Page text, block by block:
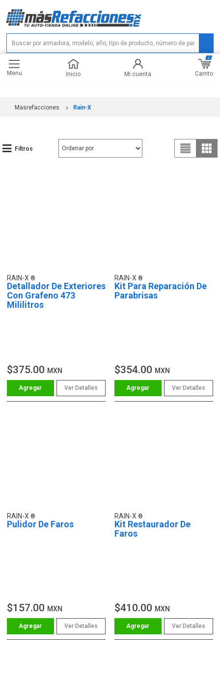
Menu Inicio Mi cuenta Carrito
0
Masrefacciones Rain-X
Filtros
RAIN-X
Detallador De Exteriores
Con Grafeno 473
Mililitros
$375.00 MXN
Ver Detalles
RAIN-X
Kit Para Reparación De
Parabrisas
$354.00 MXN
Ver Detalles
RAIN-X
Pulidor De Faros
$157.00 MXN
Ver Detalles
RAIN-X
Kit Restaurador De
Faros
$410.00 MXN
Ver Detalles